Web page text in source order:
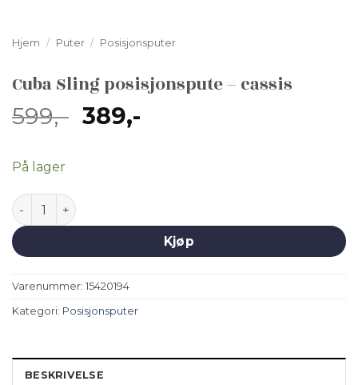
Hjem / Puter / Posisjonsputer
Cuba Sling posisjonspute – cassis
599,- Opprinnelig
389,-Nåværende
På lager
Cuba Sling posisjonspute - cassis antall
Kjøp
Varenummer: 15420194
Kategori: Posisjonsputer
BESKRIVELSE